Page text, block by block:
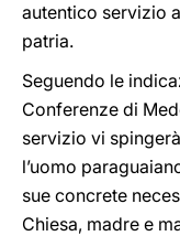
autentico servizio
patria.
Seguendo le
Conferenze di
servizio vi
l’uomo
sue concrete
Chiesa, madre e